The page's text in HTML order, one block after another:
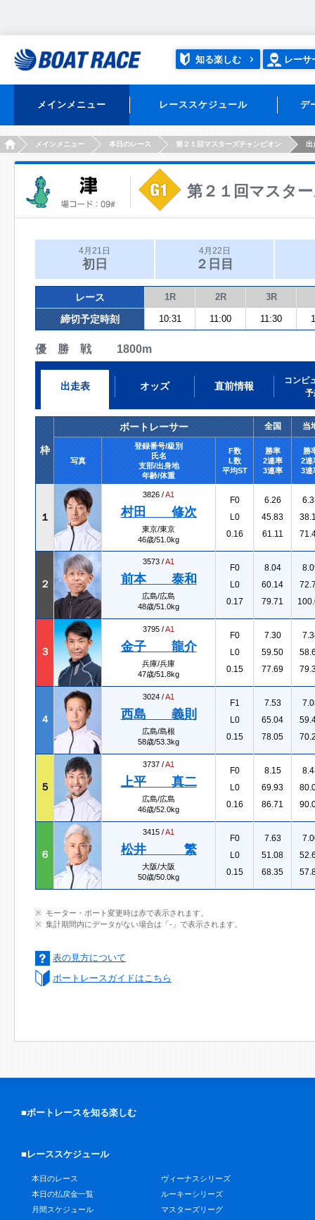
知る楽しむ レーサ
メインメニュー レーススケジュール デ
HOMEメインメニュー 本日のレース 第２１回マスターズチャンピオン 出
第２１回マスタ
4月21日
初日
4月22日
２日目
レース 1R 2R 3R
締切予定時刻 10:31 11:00 11:30
優 勝 戦 1800m
出走表 オッズ 直前情報
コンピ
予
枠
ボートレーサー 全国 当
写真
登録番号/級別
氏名
支部/出身地
年齢/体重
F数
L数
平均ST
勝率
2連率
3連率
勝
2連
3連
１
3826 /A1
村田 修次
東京/東京
46歳/51.0kg
F0
L0
0.16
6.26
45.83
61.11
２
3573 /A1
前本 泰和
広島/広島
48歳/51.0kg
F0
L0
0.17
8.04
60.14
79.71
３
3795 /A1
金子 龍介
兵庫/兵庫
47歳/51.8kg
F0
L0
0.15
7.30
59.50
77.69
４
3024 /A1
西島 義則
広島/島根
58歳/53.3kg
F1
L0
0.15
7.53
65.04
78.05
５
3737 /A1
上平 真二
広島/広島
46歳/52.0kg
F0
L0
0.16
8.15
69.93
86.71
６
3415 /A1
松井 繁
大阪/大阪
50歳/50.0kg
F0
L0
0.15
7.63
51.08
68.35
モーター・ボート変更時は赤で表示されます。
集計期間内にデータがない場合は「-」で表示されます。
表の見方について
ボートレースガイドはこちら
■ボートレースを知る楽しむ
■レーススケジュール
本日のレース
本日の払戻金一覧
月間スケジュール
ヴィーナスシリーズ
ルーキーシリーズ
マスターズリーグ